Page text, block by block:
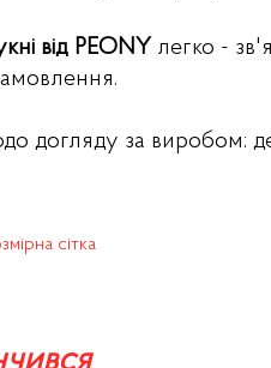
від PEONY легко -
догляду за виробом:
сітка